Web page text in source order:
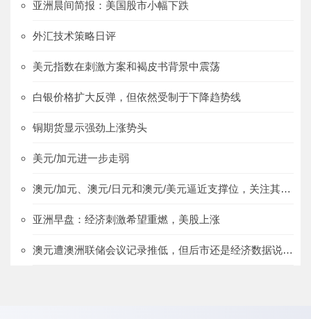
亚洲晨间简报：美国股市小幅下跌
外汇技术策略日评
美元指数在刺激方案和褐皮书背景中震荡
白银价格扩大反弹，但依然受制于下降趋势线
铜期货显示强劲上涨势头
美元/加元进一步走弱
澳元/加元、澳元/日元和澳元/美元逼近支撑位，关注其得失
亚洲早盘：经济刺激希望重燃，美股上涨
澳元遭澳洲联储会议记录推低，但后市还是经济数据说了算